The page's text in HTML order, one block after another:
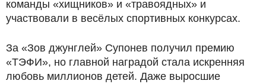
команды «хищников» и «травоядных» и
участвовали в весёлых спортивных конкурсах.
За «Зов джунглей» Супонев получил премию
«ТЭФИ», но главной наградой стала искренняя
любовь миллионов детей. Даже выросшие